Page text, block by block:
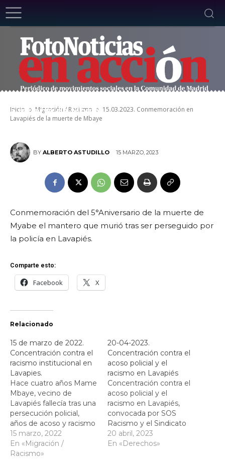
Inicio Migración / Racismo
15.03.2023. Conmemoración en
Lavapiés de la muerte de Mbaye
la muerte de Mbaye
BY ALBERTO ASTUDILLO 15 MARZO, 2023
Conmemoración del 5°Aniversario de la muerte de
Myabe el mantero que murió tras ser perseguido por
la policía en Lavapiés.
Comparte esto:
Facebook X
Relacionado
15 de marzo de 2022.
Concentración contra el
racismo institucional en
Lavapies.
Hace cuatro años Mame
Mbaye, vecino de
Lavapiés fallecía tras una
persecución policial,
años de acoso y racismo
institucional estaban tras
este hecho. Hoy sus
compañer@s del
15 marzo, 2022
En «Migración /
Racismo»
20-04-2023.
Concentración contra el
acoso policial y el
racismo en Lavapiés
Concentración contra el
acoso policial y el
racismo en Lavapiés,
convocada por SOS
Racismo y el Sindicato
de Manteros de Madrid. ,
convocada por SOS
20 abril, 2023
En «Derechos»